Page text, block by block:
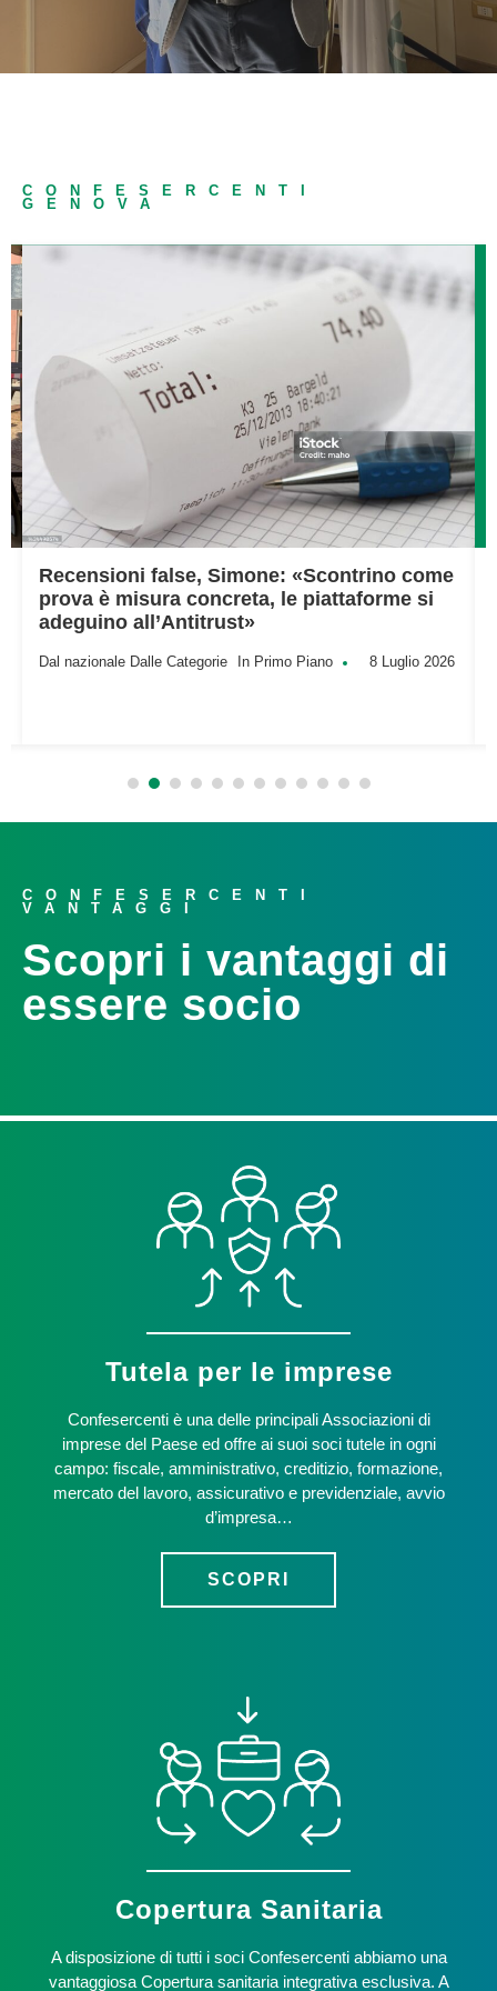
CONFESERCENTI
GENOVA
Recensioni false, Simone: «Scontrino come
prova è misura concreta, le piattaforme si
adeguino all’Antitrust»
Dal nazionale Dalle Categorie In Primo Piano 8 Luglio 2026
CONFESERCENTI
VANTAGGI
Scopri i vantaggi di
essere socio
Tutela per le imprese
Confesercenti è una delle principali Associazioni di
imprese del Paese ed offre ai suoi soci tutele in ogni
campo: fiscale, amministrativo, creditizio, formazione,
mercato del lavoro, assicurativo e previdenziale, avvio
d’impresa…
SCOPRI
Copertura Sanitaria
A disposizione di tutti i soci Confesercenti abbiamo una
vantaggiosa Copertura sanitaria integrativa esclusiva. A